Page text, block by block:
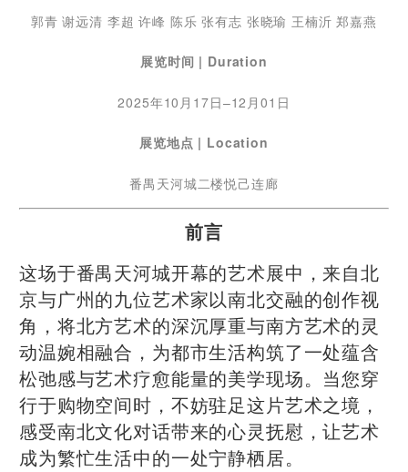
郭青 谢远清 李超 许峰 陈乐 张有志 张晓瑜 王楠沂 郑嘉燕
展览时间 | Duration
2025年10月17日–12月01日
展览地点 | Location
番禺天河城二楼悦己连廊
前言
这场于番禺天河城开幕的艺术展中，来自北
京与广州的九位艺术家以南北交融的创作视
角，将北方艺术的深沉厚重与南方艺术的灵
动温婉相融合，为都市生活构筑了一处蕴含
松弛感与艺术疗愈能量的美学现场。当您穿
行于购物空间时，不妨驻足这片艺术之境，
感受南北文化对话带来的心灵抚慰，让艺术
成为繁忙生活中的一处宁静栖居。